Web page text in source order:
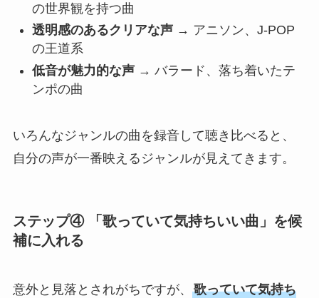
の世界観を持つ曲
透明感のあるクリアな声→ アニソン、J-POP
の王道系
低音が魅力的な声→ バラード、落ち着いたテ
ンポの曲
いろんなジャンルの曲を録音して聴き比べると、
自分の声が一番映えるジャンルが見えてきます。
ステップ④ 「歌っていて気持ちいい曲」を候
補に入れる
意外と見落とされがちですが、 歌っていて気持ち